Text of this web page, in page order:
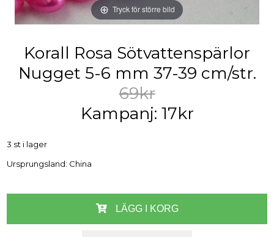
Tryck för större bild
Korall Rosa Sötvattenspärlor
Nugget 5-6 mm 37-39 cm/str.
69kr
Kampanj: 17kr
3 st i lager
Ursprungsland: China
LÄGG I KORG